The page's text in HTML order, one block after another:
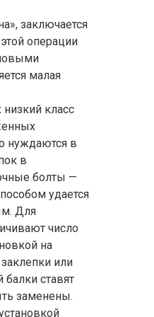
заключается
операции
малая
класс
нуждаются в
в
болты —
удается
Для
число
на
или
ставят
заменены.